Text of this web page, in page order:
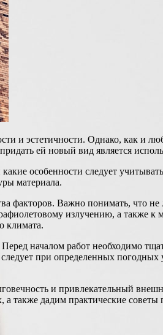
и эстетичности. Однако, как и
ей новый вид является
особенности следует
материала.
факторов. Важно понимать, что
излучению, а также
климата.
началом работ необходимо
при определенных погодных
и привлекательный
а также дадим практические